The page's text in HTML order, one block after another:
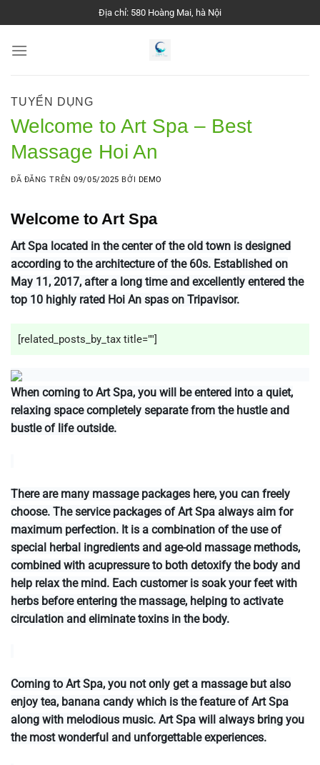
đến
nội
Địa chỉ: 580 Hoàng Mai, hà Nội
TUYỂN DỤNG
Welcome to Art Spa – Best
Massage Hoi An
ĐÃ ĐĂNG TRÊN09/05/2025 BỞI DEMO
Welcome to Art Spa
Art Spa located in the center of the old town is designed
according to the architecture of the 60s. Established on
May 11, 2017, after a long time and excellently entered the
top 10 highly rated Hoi An spas on Tripavisor.
[related_posts_by_tax title=""]
When coming to Art Spa, you will be entered into a quiet,
relaxing space completely separate from the hustle and
bustle of life outside.
There are many massage packages here, you can freely
choose. The service packages of Art Spa always aim for
maximum perfection. It is a combination of the use of
special herbal ingredients and age-old massage methods,
combined with acupressure to both detoxify the body and
help relax the mind. Each customer is soak your feet with
herbs before entering the massage, helping to activate
circulation and eliminate toxins in the body.
Coming to Art Spa, you not only get a massage but also
enjoy tea, banana candy which is the feature of Art Spa
along with melodious music. Art Spa will always bring you
the most wonderful and unforgettable experiences.